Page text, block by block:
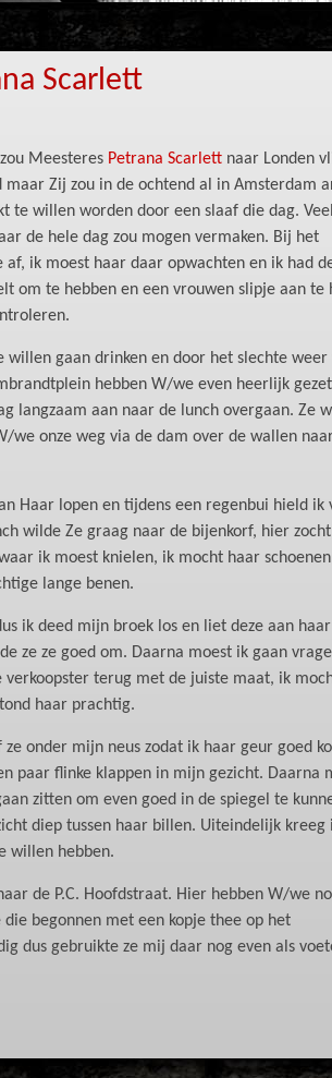
Scarlett
Meesteres Petrana Scarlet t naar Londen
maar Zij zou in de ochtend al in Amsterdam
te willen worden door een slaaf die dag.
de hele dag zou mogen vermaken. Bij het
ik moest haar daar opwachten en ik had
om te hebben en een vrouwen slipje aan te
willen gaan drinken en door het slechte
hebben W/we even heerlijk
langzaam aan naar de lunch overgaan. Ze
we onze weg via de dam over de wallen
Haar lopen en tijdens een regenbui hield ik
wilde Ze graag naar de bijenkorf, hier
ik moest knielen, ik mocht haar schoenen
lange benen.
ik deed mijn broek los en liet deze aan
ze ze goed om. Daarna moest ik gaan
terug met de juiste maat, ik
haar prachtig.
onder mijn neus zodat ik haar geur goed
paar flinke klappen in mijn gezicht. Daarna
zitten om even goed in de spiegel te
diep tussen haar billen. Uiteindelijk kreeg
willen hebben.
de P.C. Hoofdstraat. Hier hebben W/we
begonnen met een kopje thee op het
dus gebruikte ze mij daar nog even als